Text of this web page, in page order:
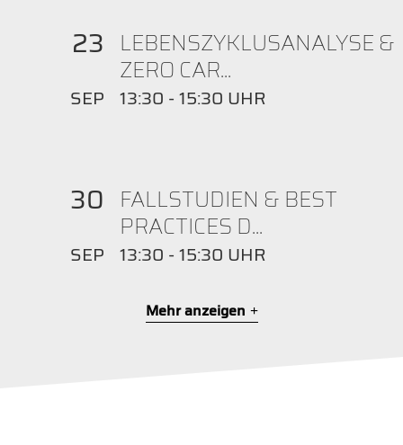
23 LEBENSZYKLUSANALYSE &
ZERO CAR...
SEP 13:30 - 15:30 UHR
30 FALLSTUDIEN & BEST
PRACTICES D...
SEP 13:30 - 15:30 UHR
Mehr anzeigen